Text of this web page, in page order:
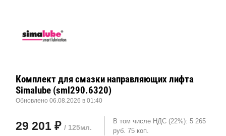
Комплект для смазки направляющих лифта
Simalube (sml290.6320)
Обновлено 06.08.2026 в 01:40
29 201 ₽ / 125мл.
В том числе НДС (22%): 5 265
руб. 75 коп.